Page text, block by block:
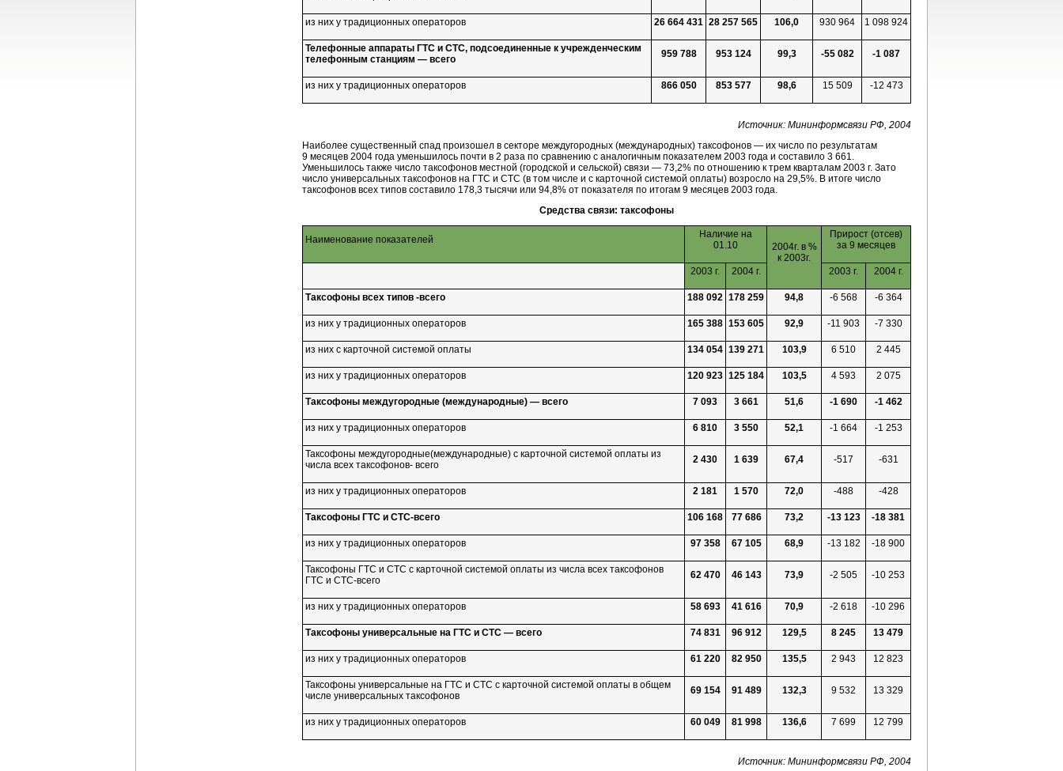
из них у традиционных операторов 26 664 431 28 257 565 106,0 930 964 1 098 924
Телефонные аппараты ГТС и СТС, подсоединенные к учрежденческим
телефонным станциям — всего
959 788 953 124 99,3 -55082 -1 087
из них у традиционных операторов 866 050 853 577 98,6 15 509 -12 473
Источник: Мининформсвязи РФ, 2004
Наиболее существенный спад произошел в секторе междугородных (международных) таксофонов — их число по результатам
9 месяцев 2004 года уменьшилось почти в 2 раза по сравнению с аналогичным показателем 2003 года и составило 3 661.
Уменьшилось также число таксофонов местной (городской и сельской) связи — 73,2% по отношению к трем кварталам 2003 г. Зато
число универсальных таксофонов на ГТС и СТС (в том числе и с карточной системой оплаты) возросло на 29,5%. В итоге число
таксофонов всех типов составило 178,3 тысячи или 94,8% от показателя по итогам 9 месяцев 2003 года.
Средства связи: таксофоны
Наименование показателей
Наличие на
01.10
2004г. в %
к 2003г.
Прирост (отсев)
за 9 месяцев
2003 г. 2004 г. 2003 г. 2004 г.
Таксофоны всех типов -всего 188 092 178 259 94,8 -6 568 -6 364
из них у традиционных операторов 165 388 153 605 92,9 -11 903 -7 330
из них с карточной системой оплаты 134 054 139 271 103,9 6 510 2 445
из них у традиционных операторов 120 923 125 184 103,5 4 593 2 075
Таксофоны междугородные (международные) — всего 7 093 3 661 51,6 -1 690 -1 462
из них у традиционных операторов 6 810 3 550 52,1 -1 664 -1 253
Таксофоны междугородные(международные) с карточной системой оплаты из
числа всех таксофонов- всего
2 430 1 639 67,4 -517 -631
из них у традиционных операторов 2 181 1 570 72,0 -488 -428
Таксофоны ГТС и СТС-всего 106 168 77 686 73,2 -13 123 -18 381
из них у традиционных операторов 97 358 67 105 68,9 -13 182 -18 900
Таксофоны ГТС и СТС с карточной системой оплаты из числа всех таксофонов
ГТС и СТС-всего 62 470 46 143 73,9 -2 505 -10 253
из них у традиционных операторов 58 693 41 616 70,9 -2 618 -10 296
Таксофоны универсальные на ГТС и СТС — всего 74 831 96 912 129,5 8 245 13 479
из них у традиционных операторов 61 220 82 950 135,5 2 943 12 823
Таксофоны универсальные на ГТС и СТС с карточной системой оплаты в общем
числе универсальных таксофонов
69 154 91 489 132,3 9 532 13 329
из них у традиционных операторов 60 049 81 998 136,6 7 699 12 799
Источник: Мининформсвязи РФ, 2004